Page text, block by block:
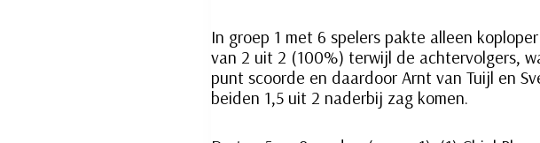
In groep 1 met 6 spelers pakte alleen
van 2 uit 2 (100%) terwijl de achtervolgers,
punt scoorde en daardoor Arnt van Tuijl en
beiden 1,5 uit 2 naderbij zag komen.